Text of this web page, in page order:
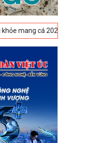
2025 -23-04-2025